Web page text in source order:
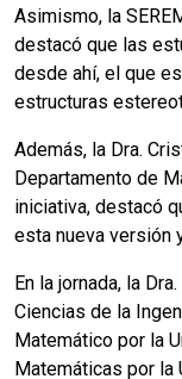
Asimismo, la
destacó que las
desde ahí, el que
estructuras
Además, la Dra.
Departamento de
iniciativa, destacó
esta nueva versión
En la jornada, la
Ciencias de la
Matemático por la
Matemáticas por la